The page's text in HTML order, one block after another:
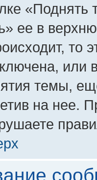
«Поднять
ее в
то
или
темы,
на нее.